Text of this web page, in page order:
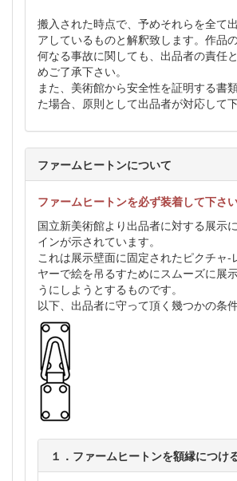
搬入された時点で、予めそれらを全て
アしているものと解釈致します。作品
何なる事故に関しても、出品者の責任
めご了承下さい。
また、美術館から安全性を証明する書
た場合、原則として出品者が対応して下
ファームヒートンについて
ファームヒートンを必ず装着して下さい
国立新美術館より出品者に対する展示
インが示されています。
これは展示壁面に固定されたピクチャ-
ヤーで絵を吊るすためにスムーズに展
うにしようとするものです。
以下、出品者に守って頂く幾つかの条
１．ファームヒートンを額縁につけ